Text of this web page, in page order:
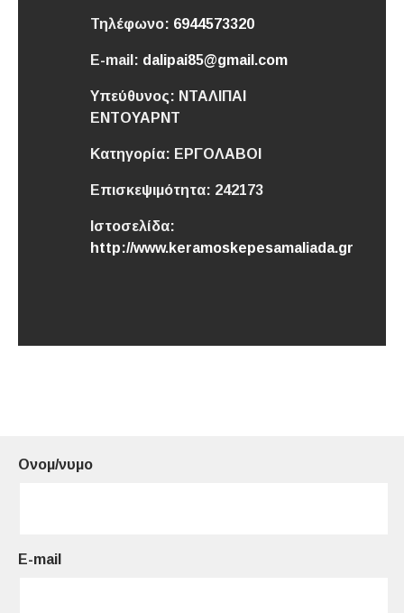
Τηλέφωνο: 6944573320
E-mail: dalipai85@gmail.com
Υπεύθυνος: ΝΤΑΛΙΠΑΙ
ΕΝΤΟΥΑΡΝΤ
Κατηγορία: ΕΡΓΟΛΑΒΟΙ
Επισκεψιμότητα: 242173
Ιστοσελίδα:
http://www.keramoskepesamaliada.gr
Ονομ/νυμο
E-mail